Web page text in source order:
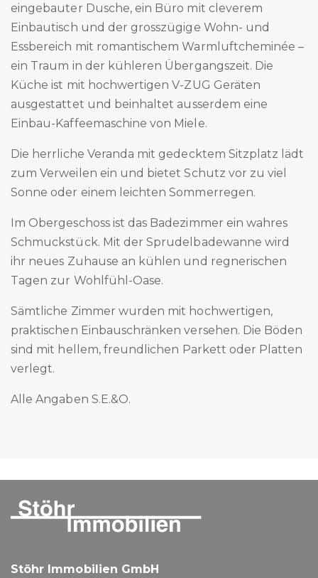
eingebauter Dusche, ein Büro mit cleverem
Einbautisch und der grosszügige Wohn- und
Essbereich mit romantischem Warmluftcheminée –
ein Traum in der kühleren Übergangszeit. Die
Küche ist mit hochwertigen V-ZUG Geräten
ausgestattet und beinhaltet ausserdem eine
Einbau-Kaffeemaschine von Miele.
Die herrliche Veranda mit gedecktem Sitzplatz lädt
zum Verweilen ein und bietet Schutz vor zu viel
Sonne oder einem leichten Sommerregen.
Im Obergeschoss ist das Badezimmer ein wahres
Schmuckstück. Mit der Sprudelbadewanne wird
ihr neues Zuhause an kühlen und regnerischen
Tagen zur Wohlfühl-Oase.
Sämtliche Zimmer wurden mit hochwertigen,
praktischen Einbauschränken versehen. Die Böden
sind mit hellem, freundlichen Parkett oder Platten
verlegt.
Alle Angaben S.E.&O.
Stöhr Immobilien GmbH